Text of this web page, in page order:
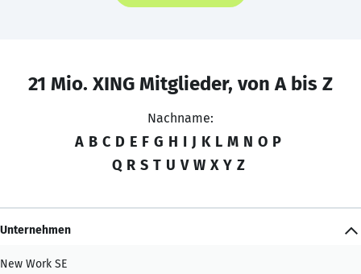
21 Mio. XING Mitglieder, von A bis Z
Nachname:
A B C D E F G H I J K L M N O P
Q R S T U V W X Y Z
Unternehmen
New Work SE